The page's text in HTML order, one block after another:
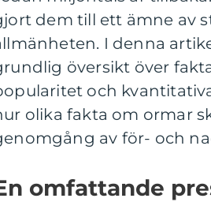
dem till ett ämne av
I denna
översikt över
och
olika fakta om ormar
av för- och
omfattande